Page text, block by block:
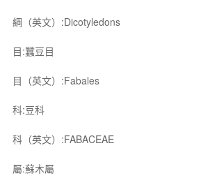
綱（英文）:Dicotyledons
目:蠶豆目
目（英文）:Fabales
科:豆科
科（英文）:FABACEAE
屬:蘇木屬